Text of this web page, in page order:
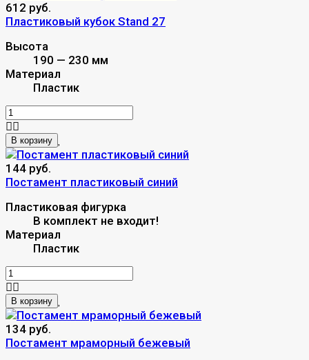
612 руб.
Пластиковый кубок Stand 27
Высота
190 — 230 мм
Материал
Пластик
В корзину
144 руб.
Постамент пластиковый синий
Пластиковая фигурка
В комплект не входит!
Материал
Пластик
В корзину
134 руб.
Постамент мраморный бежевый